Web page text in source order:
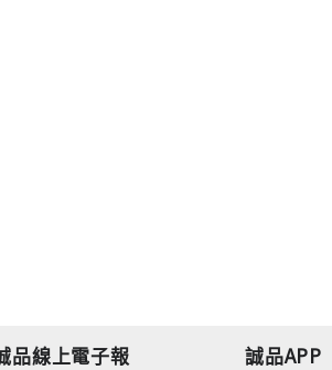
品線上電子報 誠品APP